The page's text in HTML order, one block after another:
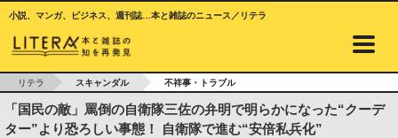
小説、マンガ、ビジネス、週刊誌…本と雑誌のニュース／リテラ
リテラ スキャンダル 不祥事・トラブル
「国民の敵」罵倒の自衛隊三佐の弁明で明らかになった“クーデ
ター”より恐ろしい事態！ 自衛隊で進む“安倍私兵化”